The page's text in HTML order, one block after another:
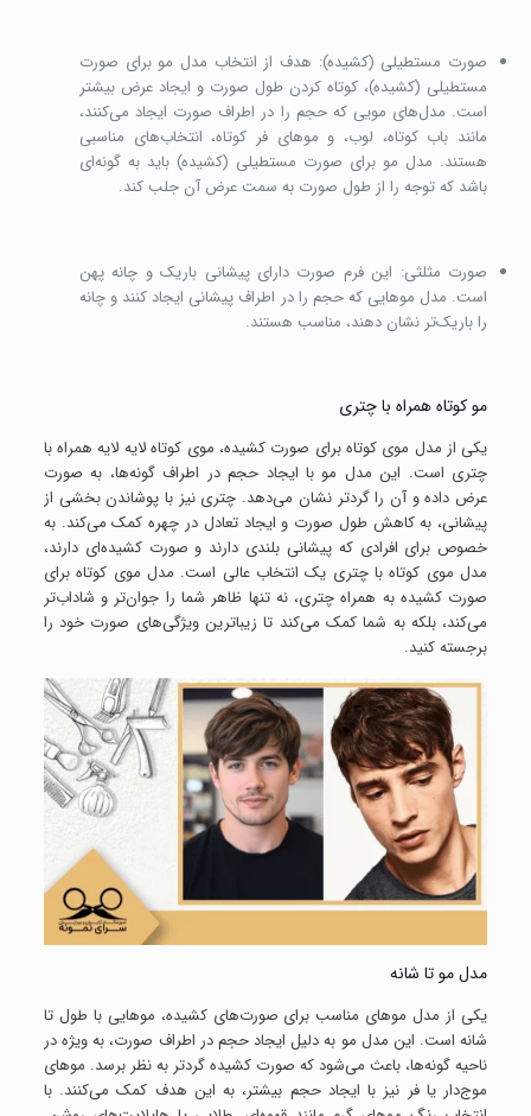
صورت مستطیلی (کشیده): هدف از انتخاب مدل مو برای صورت
مستطیلی (کشیده)، کوتاه کردن طول صورت و ایجاد عرض بیشتر
است. مدل‌های مویی که حجم را در اطراف صورت ایجاد می‌کنند،
مانند باب کوتاه، لوب، و موهای فر کوتاه، انتخاب‌های مناسبی
هستند. مدل مو برای صورت مستطیلی (کشیده) باید به گونه‌ای
باشد که توجه را از طول صورت به سمت عرض آن جلب کند.
صورت مثلثی: این فرم صورت دارای پیشانی باریک و چانه پهن
است. مدل موهایی که حجم را در اطراف پیشانی ایجاد کنند و چانه
را باریک‌تر نشان دهند، مناسب هستند.
مو کوتاه همراه با چتری
یکی از مدل موی کوتاه برای صورت‌ کشیده، موی کوتاه لایه لایه همراه با
چتری است. این مدل مو با ایجاد حجم در اطراف گونه‌ها، به صورت
عرض داده و آن را گردتر نشان می‌دهد. چتری نیز با پوشاندن بخشی از
پیشانی، به کاهش طول صورت و ایجاد تعادل در چهره کمک می‌کند. به
خصوص برای افرادی که پیشانی بلندی دارند و صورت کشیده‌ای دارند،
مدل موی کوتاه با چتری یک انتخاب عالی است. مدل موی کوتاه برای
صورت کشیده به همراه چتری، نه تنها ظاهر شما را جوان‌تر و شاداب‌تر
می‌کند، بلکه به شما کمک می‌کند تا زیباترین ویژگی‌های صورت خود را
برجسته کنید.
مدل مو تا شانه
یکی از مدل موهای مناسب برای صورت‌های کشیده، موهایی با طول تا
شانه است. این مدل مو به دلیل ایجاد حجم در اطراف صورت، به ویژه در
ناحیه گونه‌ها، باعث می‌شود که صورت کشیده گردتر به نظر برسد. موهای
موج‌دار یا فر نیز با ایجاد حجم بیشتر، به این هدف کمک می‌کنند. با